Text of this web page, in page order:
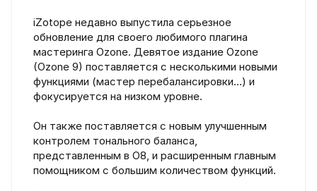
iZotope недавно выпустила серьезное
обновление для своего любимого плагина
мастеринга Ozone. Девятое издание Ozone
(Ozone 9) поставляется с несколькими новыми
функциями (мастер перебалансировки…) и
фокусируется на низком уровне.
Он также поставляется с новым улучшенным
контролем тонального баланса,
представленным в O8, и расширенным главным
помощником с большим количеством функций.